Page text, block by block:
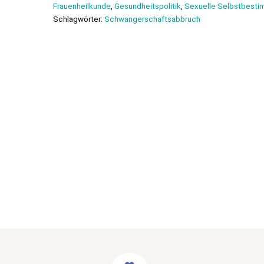
Frauenheilkunde, Gesundheitspolitik, Sexuelle
Schlagwörter: Schwangerschaftsabbruch